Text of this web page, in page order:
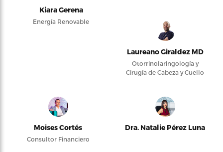
Kiara Gerena
Energía Renovable
Laureano Giraldez MD
Otorrinolaringología y
Cirugía de Cabeza y Cuello
Moises Cortés
Consultor Financiero
Dra. Natalie Pérez Luna